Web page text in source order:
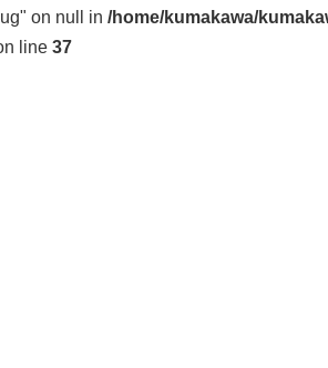
on null in /home/kumakawa/
line 37